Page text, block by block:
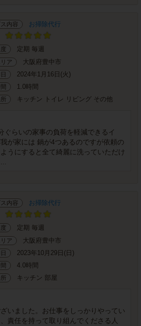
内容 お掃除代行
定期 毎週
ア 大阪府豊中市
2024年1月16日(火)
1.0時間
キッチン トイレ リビング その他
ぐらいの家事の負荷を軽減できるイ
が家には 鍋が4つあるのですが依頼の
うにすると全て綺麗に洗っていただけ
内容 お掃除代行
定期 毎週
ア 大阪府豊中市
2023年10月29日(日)
4.0時間
キッチン 部屋
いました。お仕事をしっかりやってい
責任を持って取り組んでくださる人